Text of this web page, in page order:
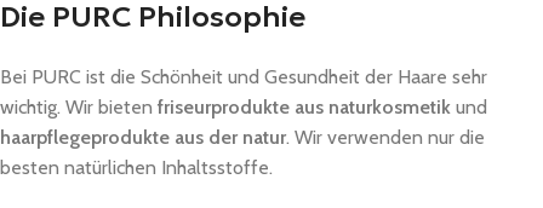
Die PURC Philosophie
Bei PURC ist die Schönheit und Gesundheit der Haare sehr
wichtig. Wir bieten friseurprodukte aus naturkosmetik und
haarpflegeprodukte aus der natur. Wir verwenden nur die
besten natürlichen Inhaltsstoffe.